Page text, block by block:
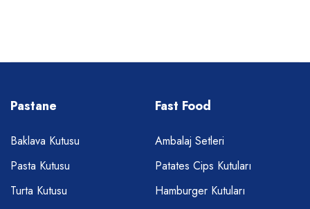
Pastane
Baklava Kutusu
Pasta Kutusu
Turta Kutusu
Fast Food
Ambalaj Setleri
Patates Cips Kutuları
Hamburger Kutuları